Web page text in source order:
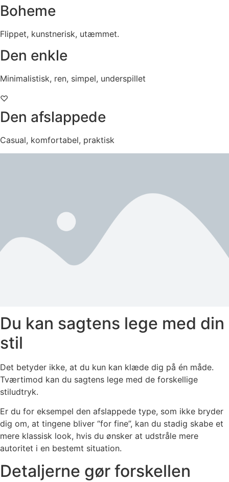
Boheme
Flippet, kunstnerisk, utæmmet.
Den enkle
Minimalistisk, ren, simpel, underspillet
♡
Den afslappede
Casual, komfortabel, praktisk
Du kan sagtens lege med din
stil
Det betyder ikke, at du kun kan klæde dig på én måde.
Tværtimod kan du sagtens lege med de forskellige
stiludtryk.
Er du for eksempel den afslappede type, som ikke bryder
dig om, at tingene bliver “for fine”, kan du stadig skabe et
mere klassisk look, hvis du ønsker at udstråle mere
autoritet i en bestemt situation.
Detaljerne gør forskellen